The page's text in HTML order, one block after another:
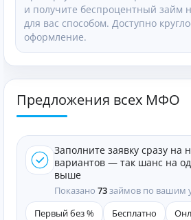
и получите беспроцентный займ
для вас способом. Доступно
оформление.
Предложения всех МФО
Заполните заявку сразу на
вариантов — так шанс на
выше
Показано 73займов по вашим
Первый без %
Бесплатно